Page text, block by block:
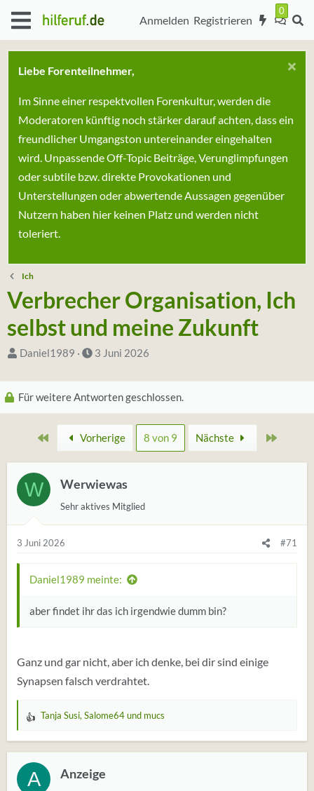
Anmelden Registrieren
Liebe Forenteilnehmer,
Im Sinne einer respektvollen Forenkultur, werden die
Moderatoren künftig noch stärker darauf achten, dass ein
freundlicher Umgangston untereinander eingehalten
wird. Unpassende Off-Topic Beiträge, Verunglimpfungen
oder subtile bzw. direkte Provokationen und
Unterstellungen oder abwertende Aussagen gegenüber
Nutzern haben hier keinen Platz und werden nicht
toleriert.
Ich
Verbrecher Organisation, Ich
selbst und meine Zukunft
S
r
*
Daniel1989
D
u
m
S
r
t
3 Juni 2026
Für weitere Antworten geschlossen.
Erste Vorherige 8 von 9 Nächste
W Werwiewas
Sehr aktives Mitglied
3 Juni 2026 #71
Daniel1989 meinte:
aber findet ihr das ich irgendwie dumm bin?
Ganz und gar nicht, aber ich denke, bei dir sind einige
Synapsen falsch verdrahtet.
W
r
t
u
Tanja Susi, Salome64und mucs
A Anzeige